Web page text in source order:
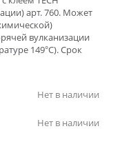
арт. 760. Может
вулканизации
149°С). Срок
Нет в наличии
Нет в наличии